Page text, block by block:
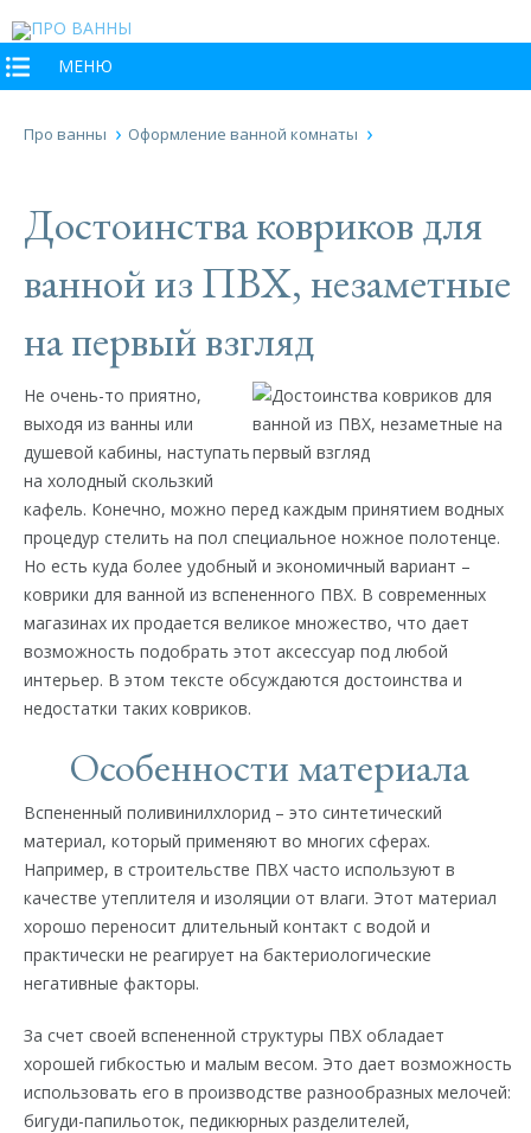
МЕНЮ
Про ванны Оформление ванной комнаты
Достоинства ковриков для
ванной из ПВХ, незаметные
на первый взгляд
Не очень-то приятно,
выходя из ванны или
душевой кабины, наступать
на холодный скользкий
кафель. Конечно, можно перед каждым принятием водных
процедур стелить на пол специальное ножное полотенце.
Но есть куда более удобный и экономичный вариант –
коврики для ванной из вспененного ПВХ. В современных
магазинах их продается великое множество, что дает
возможность подобрать этот аксессуар под любой
интерьер. В этом тексте обсуждаются достоинства и
недостатки таких ковриков.
Особенности материала
Вспененный поливинилхлорид – это синтетический
материал, который применяют во многих сферах.
Например, в строительстве ПВХ часто используют в
качестве утеплителя и изоляции от влаги. Этот материал
хорошо переносит длительный контакт с водой и
практически не реагирует на бактериологические
негативные факторы.
За счет своей вспененной структуры ПВХ обладает
хорошей гибкостью и малым весом. Это дает возможность
использовать его в производстве разнообразных мелочей:
бигуди-папильоток, педикюрных разделителей,